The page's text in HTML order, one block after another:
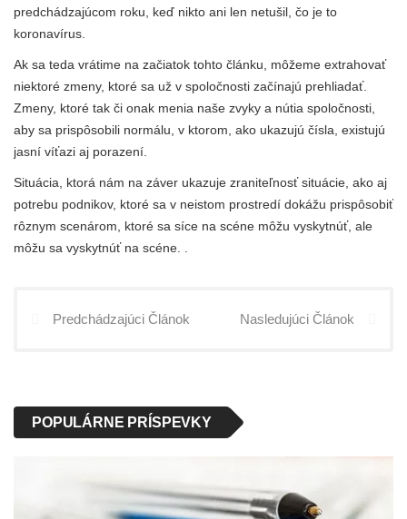
predchádzajúcom roku, keď nikto ani len netušil, čo je to
koronavírus.
Ak sa teda vrátime na začiatok tohto článku, môžeme extrahovať
niektoré zmeny, ktoré sa už v spoločnosti začínajú prehliadať.
Zmeny, ktoré tak či onak menia naše zvyky a nútia spoločnosti,
aby sa prispôsobili normálu, v ktorom, ako ukazujú čísla, existujú
jasní víťazi aj porazení.
Situácia, ktorá nám na záver ukazuje zraniteľnosť situácie, ako aj
potrebu podnikov, ktoré sa v neistom prostredí dokážu prispôsobiť
rôznym scenárom, ktoré sa síce na scéne môžu vyskytnúť, ale
môžu sa vyskytnúť na scéne. .
Predchádzajúci Článok Nasledujúci Článok
POPULÁRNE PRÍSPEVKY